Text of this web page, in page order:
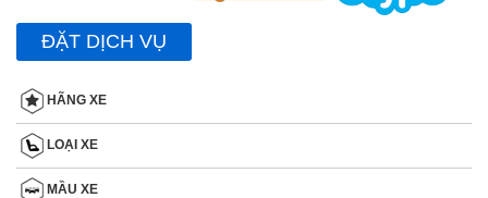
ĐẶT DỊCH VỤ
HÃNG XE
LOẠI XE
MẦU XE